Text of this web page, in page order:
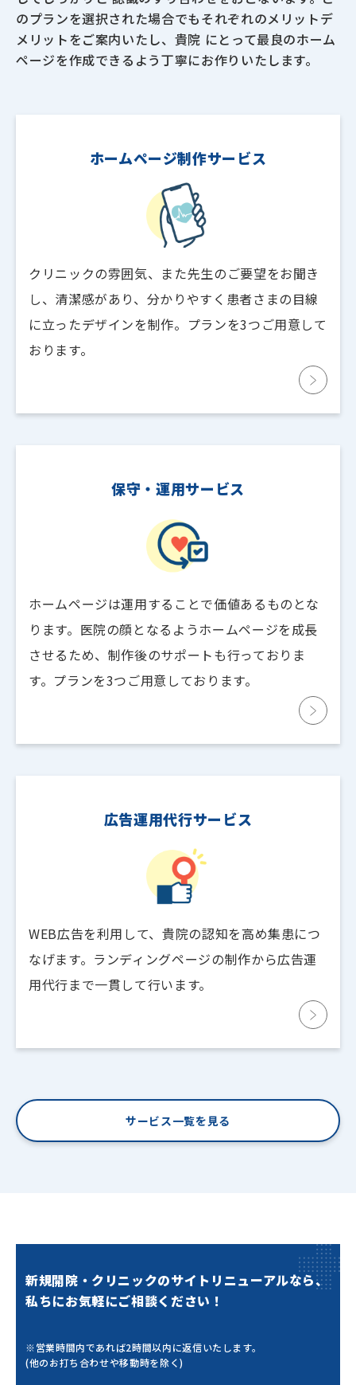
のプランを選択された場合でもそれぞれのメリットデ
メリットをご案内いたし、貴院 にとって最良のホーム
ページを作成できるよう丁寧にお作りいたします。
ホームページ制作サービス
クリニックの雰囲気、また先生のご要望をお聞き
し、清潔感があり、分かりやすく患者さまの目線
に立ったデザインを制作。プランを3つご用意して
おります。
保守・運用サービス
ホームページは運用することで価値あるものとな
ります。医院の顔となるようホームページを成長
させるため、制作後のサポートも行っておりま
す。プランを3つご用意しております。
広告運用代行サービス
WEB広告を利用して、貴院の認知を高め集患につ
なげます。ランディングページの制作から広告運
用代行まで一貫して行います。
サービス一覧を見る
新規開院・クリニックのサイトリニューアルなら、
私ちにお気軽にご相談ください！
※営業時間内であれば2時間以内に返信いたします。
(他のお打ち合わせや移動時を除く)